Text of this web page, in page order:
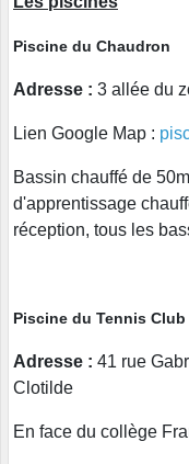
Piscine du Chaudron
Adresse : 3 allée du
Lien Google Map :
Bassin chauffé de
d'apprentissage
réception, tous les
Piscine du Tennis
Adresse : 41 rue
Clotilde
En face du collège